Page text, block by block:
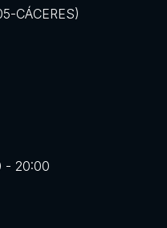
CÁCERES)
- 20:00